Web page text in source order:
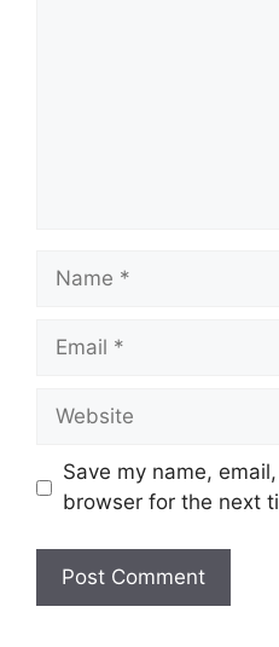
Save my name,
browser for the next